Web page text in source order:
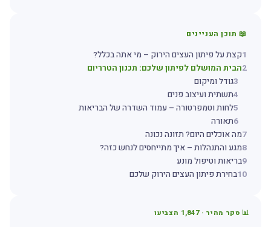
📖 תוכן העניינים
קצת על פיתון העצים הירוק – מי אתה בכלל?
2הבית המושלם לפיתון שלכם: תכנון הטרריום
גודל ומיקום
תשתית ועיצוב פנים
לחות וטמפרטורה – עמוד השדרה של הבריאות
6תאורה
7מה אוכלים היום? תזונה נכונה
8מגע והתנהלות – איך מתייחסים לנחש כזה?
9בריאות וטיפול מונע
10בחירת פיתון העצים הירוק שלכם
📊 סקר מהיר · 1,847הצביעו